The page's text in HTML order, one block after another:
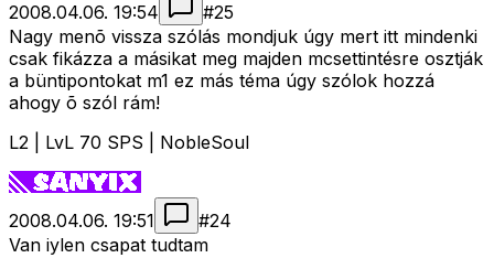
2008.04.06. 19:54 #25
Nagy menõ vissza szólás mondjuk úgy mert itt mindenki
csak fikázza a másikat meg majden mcsettintésre osztják
a büntipontokat m1 ez más téma úgy szólok hozzá
ahogy õ szól rám!
L2 | LvL 70 SPS | NobleSoul
2008.04.06. 19:51 #24
Van iylen csapat tudtam